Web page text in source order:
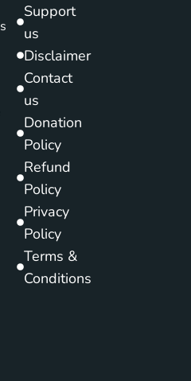
Support
us
Disclaimer
Contact
us
Donation
Policy
Refund
Policy
Privacy
Policy
Terms &
Conditions